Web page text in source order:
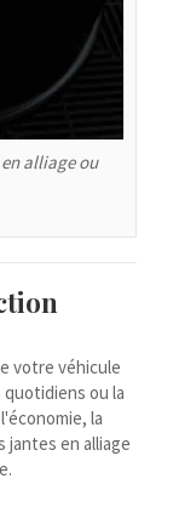
alliage ou
votre véhicule
ou la
la
jantes en alliage